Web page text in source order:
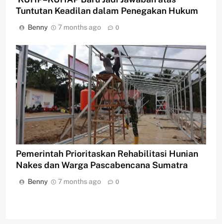
Tuntutan Keadilan dalam Penegakan Hukum
Benny 7 months ago 0
Pemerintah Prioritaskan Rehabilitasi Hunian
Nakes dan Warga Pascabencana Sumatra
Benny 7 months ago 0